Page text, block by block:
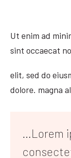
Ut enim ad
sint occaecat
elit, sed do
dolore. magna
...Lorem